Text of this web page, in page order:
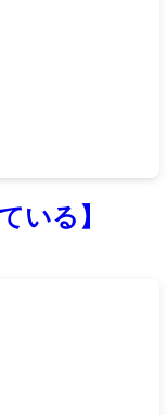
いる】